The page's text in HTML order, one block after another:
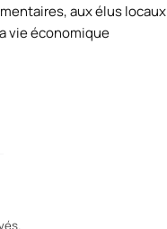
aux élus locaux
vie économique